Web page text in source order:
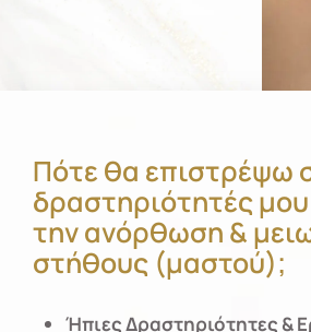
Πότε θα επιστρέψω
δραστηριότητές
την ανόρθωση &
στήθους (μαστού);
Ήπιες Δραστηριότητες &